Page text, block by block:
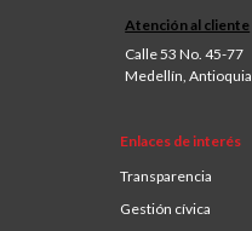
Atención al cliente
Calle 53 No. 45-77
Medellín, Antioquia
Enlaces de interés
Transparencia
Gestión cívica